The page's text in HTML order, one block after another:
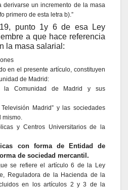
un incremento de la masa
primero de esta letra b).”
punto 1y 6 de esa Ley
a que hace referencia
la masa salarial:
en el presente artículo, constituyen
de Madrid:
la Comunidad de Madrid y sus
Madrid” y las sociedades
y Centros Universitarios de la
con forma de Entidad de
de sociedad mercantil.
se refiere el artículo 6 de la Ley
Reguladora de la Hacienda de la
en los artículos 2 y 3 de la